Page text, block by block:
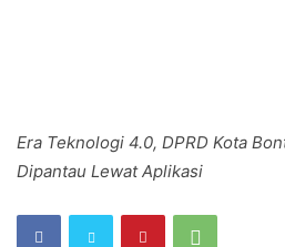
Era Teknologi 4.0, DPRD Kota
Dipantau Lewat Aplikasi